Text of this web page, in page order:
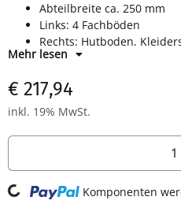
Abteilbreite ca. 250 mm
Links: 4 Fachböden
Rechts: Hutboden,
Kleiderhaken
Maße: H 1800 x B 500 x T
Farbe: RAL 7035 lichtgrau
Mehr lesen
€ 217,94
inkl. 19% MwSt.
Komponenten